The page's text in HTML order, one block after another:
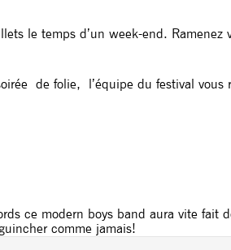
le temps d’un week-end.
de folie, l’équipe du festival
ce modern boys band aura vite
comme jamais!